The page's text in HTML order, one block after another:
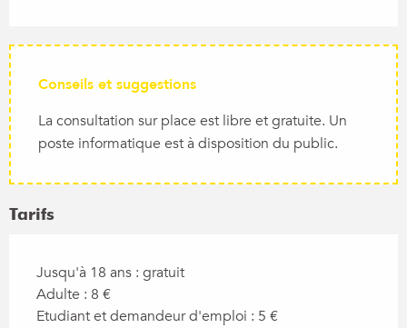
Conseils et suggestions
La consultation sur place est libre et gratuite. Un
poste informatique est à disposition du public.
Tarifs
Jusqu'à 18 ans : gratuit
Adulte : 8 €
Etudiant et demandeur d'emploi : 5 €